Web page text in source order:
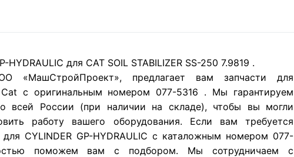
HYDRAULIC для CAT SOIL STABILIZER SS-250 7.9819 .
«МашСтройПроект», предлагает вам запчасти для
с оригинальным номером 077-5316 . Мы гарантируем
всей России (при наличии на складе), чтобы вы могли
работу вашего оборудования. Если вам требуется
для CYLINDER GP-HYDRAULIC с каталожным номером 077-
поможем вам с подбором. Мы сотрудничаем с